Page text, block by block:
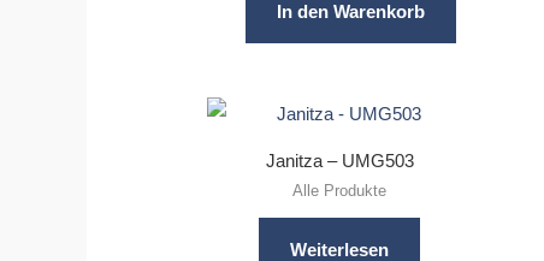
In den Warenkorb
Janitza – UMG503
Alle Produkte
Weiterlesen